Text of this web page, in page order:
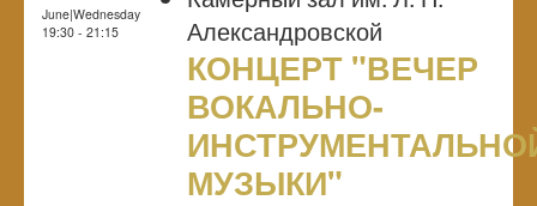
June|Wednesday
19:30 - 21:15
Александровской
КОНЦЕРТ "ВЕЧЕР
ВОКАЛЬНО-
МУЗЫКИ"